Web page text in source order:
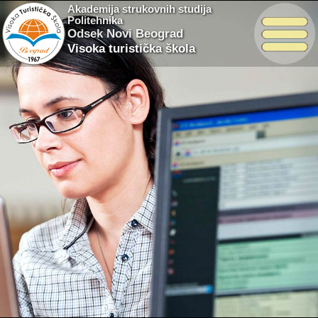
Akademija strukovnih studija
Politehnika
Odsek Novi Beograd
Visoka turistička škola